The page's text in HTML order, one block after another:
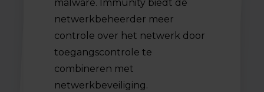
malware. Immunity biedt de
netwerkbeheerder meer
controle over het netwerk door
toegangscontrole te
combineren met
netwerkbeveiliging.
cloudverkeer.